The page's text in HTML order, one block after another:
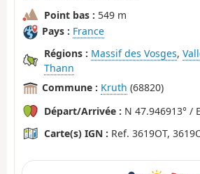
Point bas : 549 m
Pays : France
Régions : Massif des Vosges,
Thann
Commune : Kruth (68820)
Départ/Arrivée : N 47.946913° /
Carte(s) IGN : Ref. 3619OT,